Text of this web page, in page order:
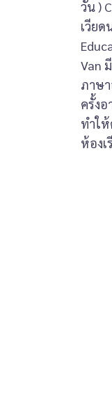
วัน )
เวีย
Van
ภาษา
ครั้งอ
ทำให้
ห้องเ